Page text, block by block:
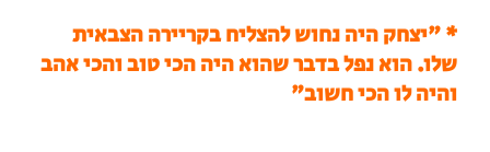
* "יצחק היה נחוש להצליח בקריירה הצבאית
שלו. הוא נפל בדבר שהוא היה הכי טוב והכי אהב
והיה לו הכי חשוב"